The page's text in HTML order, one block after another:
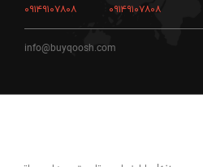
۰۹۱۴۹۱۰۷۸۰۸ ۰۹۱۴۹۱۰۷۸۰۸
info@buyqoosh.com